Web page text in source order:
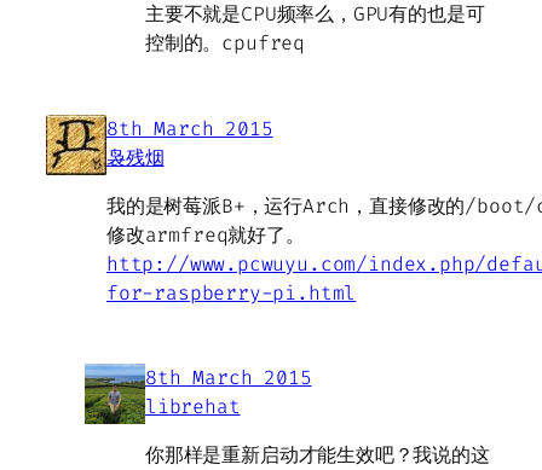
主要不就是CPU频率么，GPU有的也是可
控制的。cpufreq
8th March 2015
袅残烟
我的是树莓派B+，运行Arch，直接修改的/
修改armfreq就好了。
http://www.pcwuyu.com/index.php/
for-raspberry-pi.html
8th March 2015
librehat
你那样是重新启动才能生效吧？我说的这